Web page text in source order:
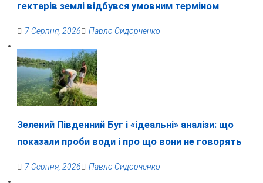
гектарів землі відбувся умовним терміном
7 Серпня, 2026 Павло Сидорченко
Зелений Південний Буг і «ідеальні» аналізи: що
показали проби води і про що вони не говорять
7 Серпня, 2026 Павло Сидорченко